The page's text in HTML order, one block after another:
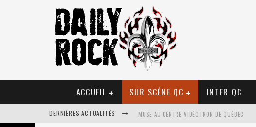
ACCUEIL SUR SCÈNE QC INTER QC
DERNIÈRES ACTUALITÉS